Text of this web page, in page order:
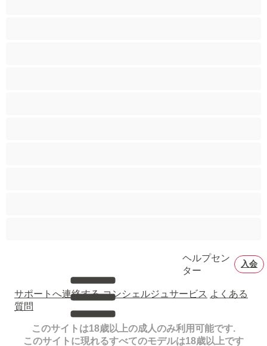
ヘルプセン
ター
入会
サポートへ連絡する コンシェルジュサービス よくある
質問
このサイトは18歳以上の成人のみ利用可能です.
このサイトに現れるすべてのモデルは18歳以上です